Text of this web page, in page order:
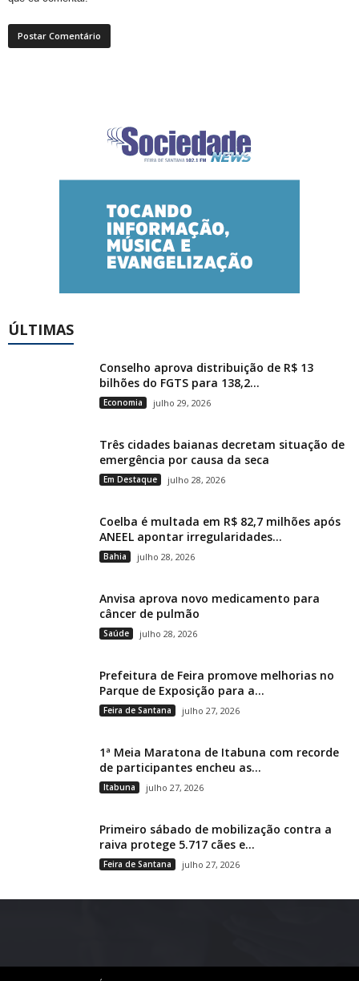
ÚLTIMAS
Conselho aprova distribuição de R$ 13
bilhões do FGTS para 138,2...
Economia julho 29, 2026
Três cidades baianas decretam situação de
emergência por causa da seca
Em Destaque julho 28, 2026
Coelba é multada em R$ 82,7 milhões após
ANEEL apontar irregularidades...
Bahia julho 28, 2026
Anvisa aprova novo medicamento para
câncer de pulmão
Saúde julho 28, 2026
Prefeitura de Feira promove melhorias no
Parque de Exposição para a...
Feira de Santana julho 27, 2026
1ª Meia Maratona de Itabuna com recorde
de participantes encheu as...
Itabuna julho 27, 2026
Primeiro sábado de mobilização contra a
raiva protege 5.717 cães e...
Feira de Santana julho 27, 2026